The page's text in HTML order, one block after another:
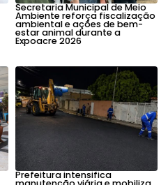
Secretaria Municipal de Meio
Ambiente reforça fiscalização
ambiental e ações de bem-
estar animal durante a
Expoacre 2026
Prefeitura intensifica